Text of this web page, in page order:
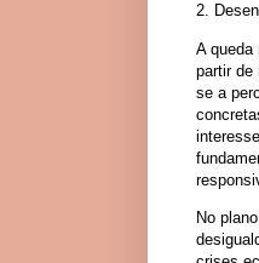
2.
A queda
partir de
se a
No